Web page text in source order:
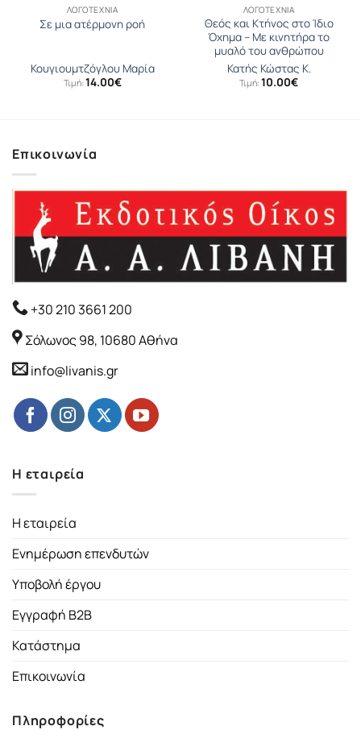
ΛΟΓΟΤΕΧΝΊΑ
Σε μια ατέρμονη ροή
Κουγιουµτζόγλου Μαρία
Τιμή: 14.00€
ΛΟΓΟΤΕΧΝΊΑ
Θεός και Κτήνος στο Ίδιο
Όχηµα – Με κινητήρα το
μυαλό του ανθρώπου
Κατής Κώστας Κ.
Τιμή: 10.00€
Επικοινωνία
+30 210 3661 200
Σόλωνος 98, 10680 Αθήνα
info@livanis.gr
Η εταιρεία
Η εταιρεία
Ενημέρωση επενδυτών
Υποβολή έργου
Εγγραφή B2B
Κατάστημα
Επικοινωνία
Πληροφορίες